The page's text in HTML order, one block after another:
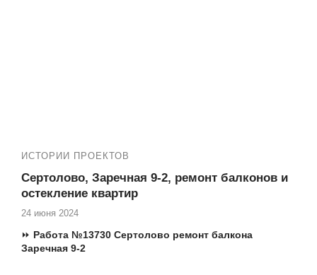
ИСТОРИИ ПРОЕКТОВ
Сертолово, Заречная 9-2, ремонт балконов и
остекление квартир
24 июня 2024
⏩ Работа №13730 Сертолово ремонт балкона
Заречная 9-2